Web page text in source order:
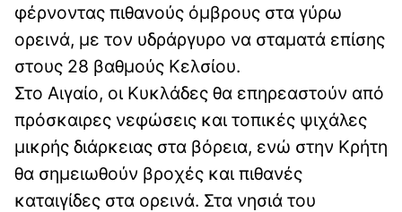
φέρνοντας πιθανούς όμβρους στα γύρω
ορεινά, με τον υδράργυρο να σταματά επίσης
στους 28 βαθμούς Κελσίου.
Στο Αιγαίο, οι Κυκλάδες θα επηρεαστούν από
πρόσκαιρες νεφώσεις και τοπικές ψιχάλες
μικρής διάρκειας στα βόρεια, ενώ στην Κρήτη
θα σημειωθούν βροχές και πιθανές
καταιγίδες στα ορεινά. Στα νησιά του